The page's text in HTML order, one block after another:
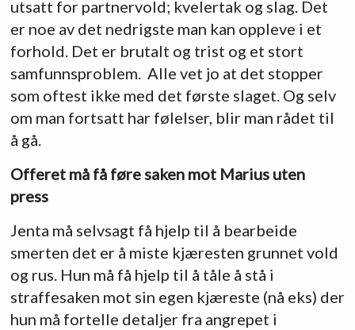
utsatt for partnervold; kvelertak og slag. Det
er noe av det nedrigste man kan oppleve i et
forhold. Det er brutalt og trist og et stort
samfunnsproblem. Alle vet jo at det stopper
som oftest ikke med det første slaget. Og selv
om man fortsatt har følelser, blir man rådet til
å gå.
Offeret må få føre saken mot Marius uten
press
Jenta må selvsagt få hjelp til å bearbeide
smerten det er å miste kjæresten grunnet vold
og rus. Hun må få hjelp til å tåle å stå i
straffesaken mot sin egen kjæreste (nå eks) der
hun må fortelle detaljer fra angrepet i